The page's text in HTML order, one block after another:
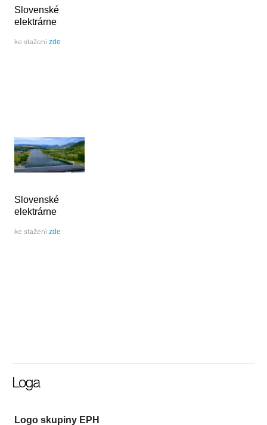
Slovenské
elektrárne
ke stažení zde
Slovenské
elektrárne
ke stažení zde
Loga
Logo skupiny EPH